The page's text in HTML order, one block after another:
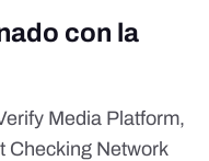
con la
Media Platform,
Checking Network